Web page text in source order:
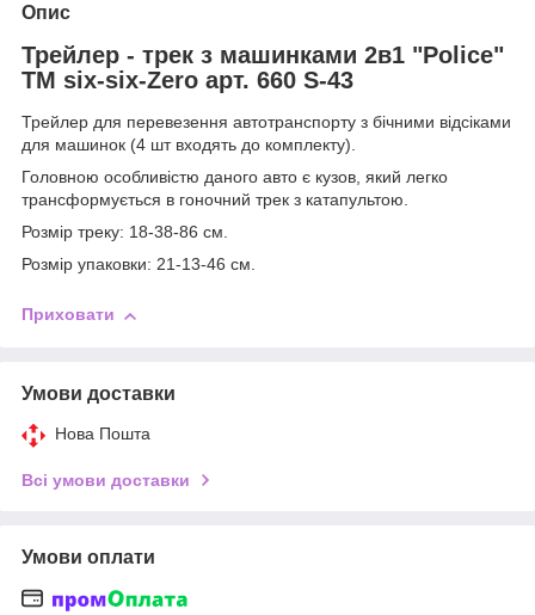
Опис
Трейлер - трек з машинками 2в1 "Police"
TM six-six-Zero арт. 660 S-43
Трейлер для перевезення автотранспорту з бічними відсіками
для машинок (4 шт входять до комплекту).
Головною особливістю даного авто є кузов, який легко
трансформується в гоночний трек з катапультою.
Розмір треку: 18-38-86 см.
Розмір упаковки: 21-13-46 см.
Приховати
Умови доставки
Нова Пошта
Всі умови доставки
Умови оплати